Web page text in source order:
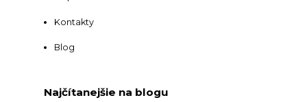
Kontakty
Blog
Najčítanejšie na blogu